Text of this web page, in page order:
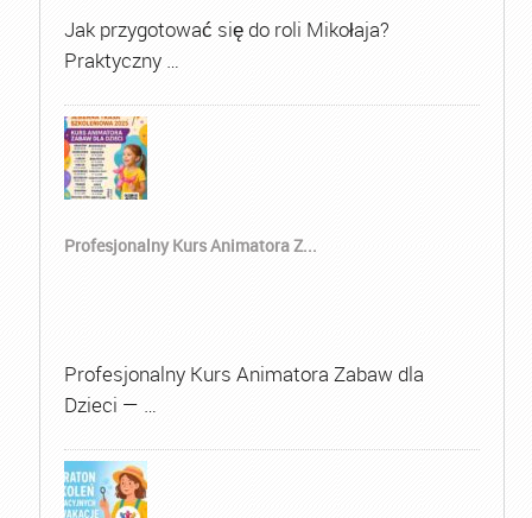
Jak przygotować się do roli Mikołaja?
Praktyczny …
Profesjonalny Kurs Animatora Z...
Profesjonalny Kurs Animatora Zabaw dla
Dzieci — …